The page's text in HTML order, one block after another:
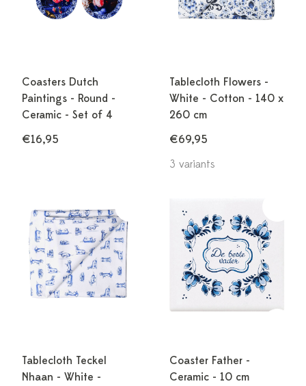
Coasters Dutch
Paintings - Round -
Ceramic - Set of 4
€16,95
Tablecloth Flowers -
White - Cotton - 140 x
260 cm
€69,95
3 variants
Tablecloth Teckel
Nhaan - White -
Coaster Father -
Ceramic - 10 cm